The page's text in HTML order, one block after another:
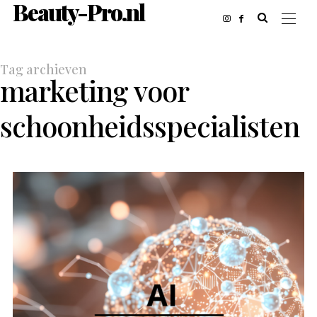
Beauty-Pro.nl
Tag archieven
marketing voor
schoonheidsspecialisten